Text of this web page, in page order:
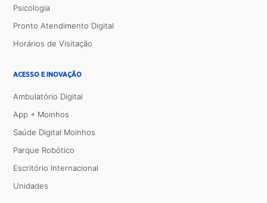
Psicologia
Pronto Atendimento Digital
Horários de Visitação
ACESSO E INOVAÇÃO
Ambulatório Digital
App + Moinhos
Saúde Digital Moinhos
Parque Robótico
Escritório Internacional
Unidades